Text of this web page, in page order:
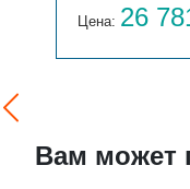
Цена: 26
Вам может